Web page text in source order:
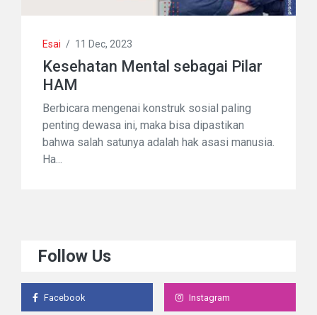
Esai / 11 Dec, 2023
Kesehatan Mental sebagai Pilar
HAM
Berbicara mengenai konstruk sosial paling
penting dewasa ini, maka bisa dipastikan
bahwa salah satunya adalah hak asasi manusia.
Ha...
Follow Us
Facebook Instagram